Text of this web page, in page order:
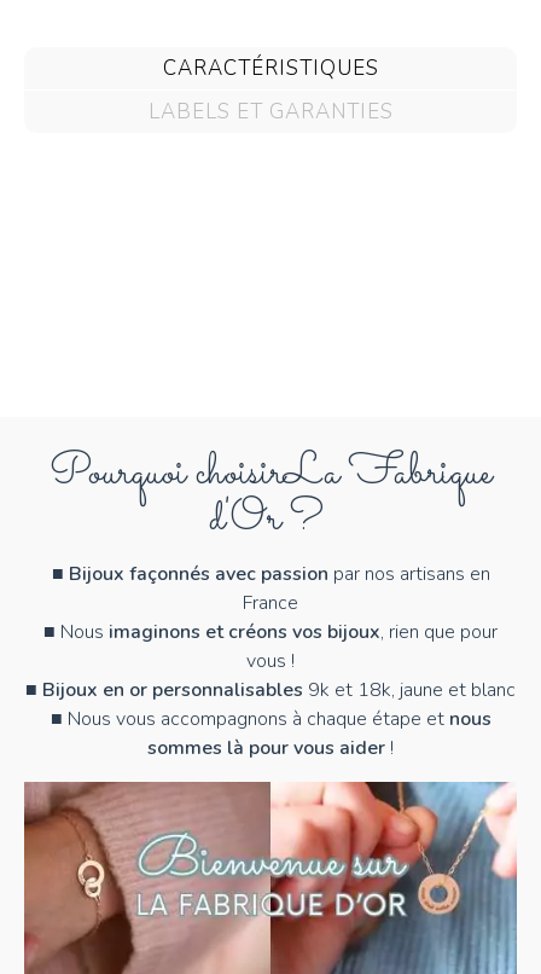
CARACTÉRISTIQUES
LABELS ET GARANTIES
Pourquoi choisirLa Fabrique
d'Or ?
■ Bijoux façonnés avec passion par nos artisans en
France
■ Nous imaginons et créons vos bijoux, rien que pour
vous !
■ Bijoux en or personnalisables 9k et 18k, jaune et blanc
■ Nous vous accompagnons à chaque étape et nous
sommes là pour vous aider !